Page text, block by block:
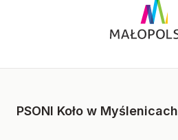
PSONI Koło w Myślenicach